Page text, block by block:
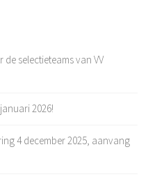
selectieteams van VV
2026!
4 december 2025, aanvang